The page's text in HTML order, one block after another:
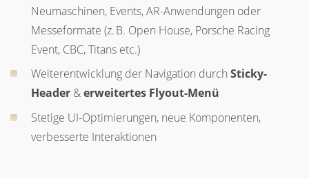
Neumaschinen, Events, AR-Anwendungen oder
Messeformate (z. B. Open House, Porsche Racing
Event, CBC, Titans etc.)
Weiterentwicklung der Navigation durch Sticky-
Header &erweitertes Flyout-Menü
Stetige UI-Optimierungen, neue Komponenten,
verbesserte Interaktionen